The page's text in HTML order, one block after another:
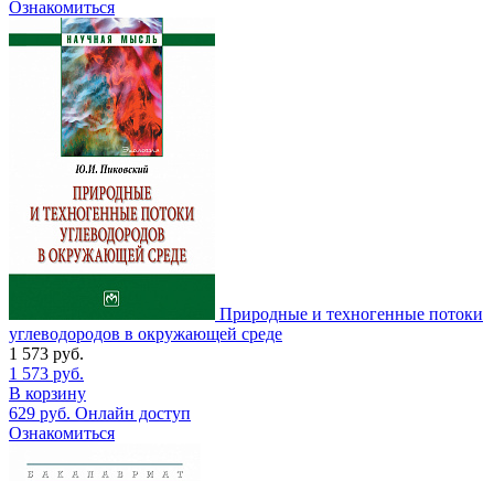
Ознакомиться
Природные и техногенные потоки
углеводородов в окружающей среде
1 573 руб.
1 573 руб.
В корзину
629 руб. Онлайн доступ
Ознакомиться